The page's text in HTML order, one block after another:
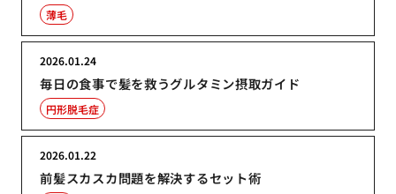
薄毛
毎日の食事で髪を救うグルタミン摂取ガイド
2026.01.24
円形脱毛症
前髪スカスカ問題を解決するセット術
2026.01.22